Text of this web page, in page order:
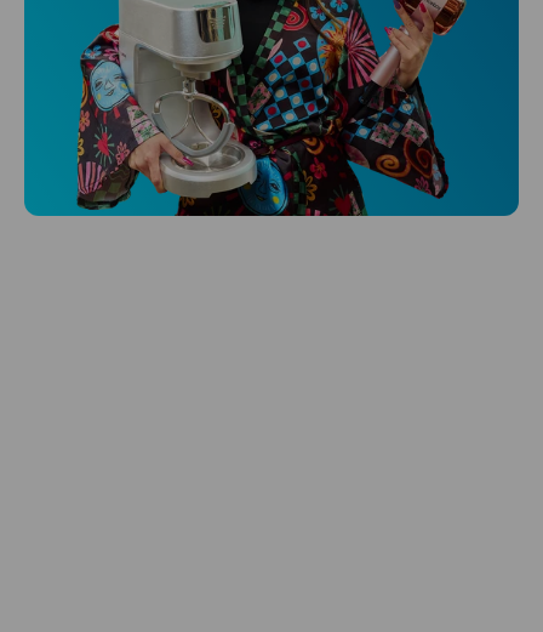
Niceboy ONE Ultra
Hlídá ti zdraví, spánek i pohyb a ještě k
tomu platí.